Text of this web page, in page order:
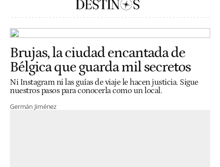
Brujas, la ciudad encantada de
Bélgica que guarda mil secretos
Ni Instagram ni las guías de viaje le hacen justicia. Sigue
nuestros pasos para conocerla como un local.
Germán Jiménez